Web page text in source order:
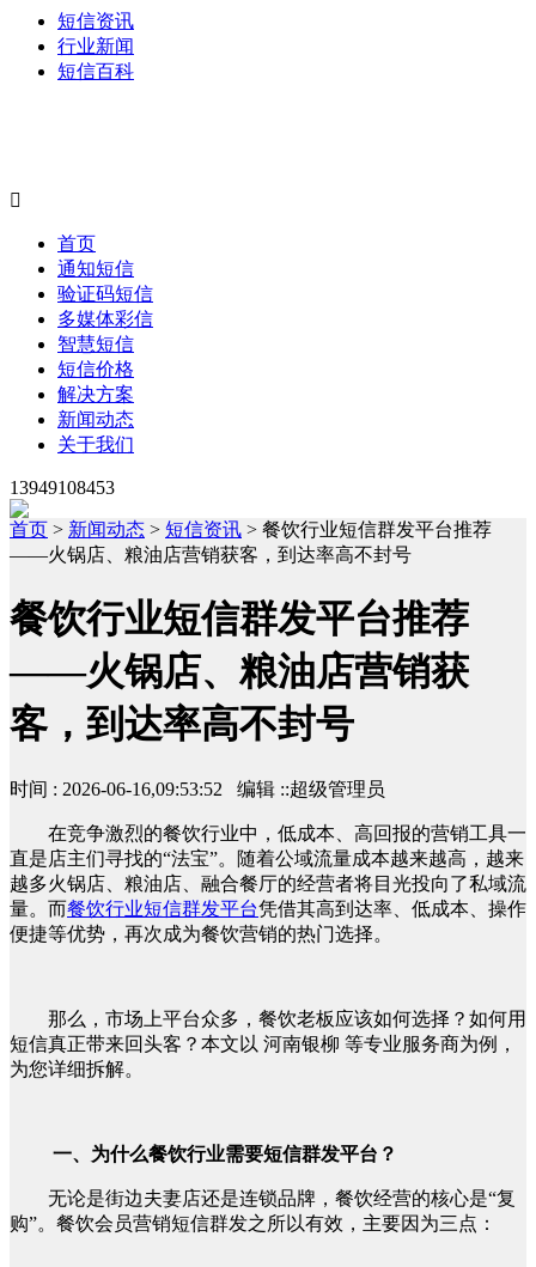
短信资讯
行业新闻
短信百科

首页
通知短信
验证码短信
多媒体彩信
智慧短信
短信价格
解决方案
新闻动态
关于我们
13949108453
首页 > 新闻动态 > 短信资讯 > 餐饮行业短信群发平台推荐
——火锅店、粮油店营销获客，到达率高不封号
餐饮行业短信群发平台推荐
——火锅店、粮油店营销获
客，到达率高不封号
时间 : 2026-06-16,09:53:52 编辑 ::超级管理员
在竞争激烈的餐饮行业中，低成本、高回报的营销工具一
直是店主们寻找的“法宝”。随着公域流量成本越来越高，越来
越多火锅店、粮油店、融合餐厅的经营者将目光投向了私域流
量。而餐饮行业短信群发平台凭借其高到达率、低成本、操作
便捷等优势，再次成为餐饮营销的热门选择。
那么，市场上平台众多，餐饮老板应该如何选择？如何用
短信真正带来回头客？本文以 河南银柳 等专业服务商为例，
为您详细拆解。
一、为什么餐饮行业需要短信群发平台？
无论是街边夫妻店还是连锁品牌，餐饮经营的核心是“复
购”。餐饮会员营销短信群发之所以有效，主要因为三点：